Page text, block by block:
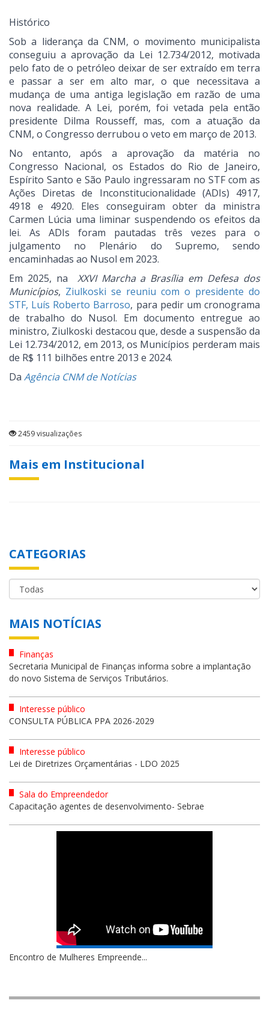
Histórico
Sob a liderança da CNM, o movimento municipalista
conseguiu a aprovação da Lei 12.734/2012, motivada
pelo fato de o petróleo deixar de ser extraído em terra
e passar a ser em alto mar, o que necessitava a
mudança de uma antiga legislação em razão de uma
nova realidade. A Lei, porém, foi vetada pela então
presidente Dilma Rousseff, mas, com a atuação da
CNM, o Congresso derrubou o veto em março de 2013.
No entanto, após a aprovação da matéria no
Congresso Nacional, os Estados do Rio de Janeiro,
Espírito Santo e São Paulo ingressaram no STF com as
Ações Diretas de Inconstitucionalidade (ADIs) 4917,
4918 e 4920. Eles conseguiram obter da ministra
Carmen Lúcia uma liminar suspendendo os efeitos da
lei. As ADIs foram pautadas três vezes para o
julgamento no Plenário do Supremo, sendo
encaminhadas ao Nusol em 2023.
Em 2025, na XXVI Marcha a Brasília em Defesa dos
Municípios, Ziulkoski se reuniu com o presidente do
STF, Luís Roberto Barroso, para pedir um cronograma
de trabalho do Nusol. Em documento entregue ao
ministro, Ziulkoski destacou que, desde a suspensão da
Lei 12.734/2012, em 2013, os Municípios perderam mais
de R$ 111 bilhões entre 2013 e 2024.
Da Agência CNM de Notícias
2459 visualizações
Mais em Institucional
CATEGORIAS
MAIS NOTÍCIAS
Finanças
Secretaria Municipal de Finanças informa sobre a implantação
do novo Sistema de Serviços Tributários.
Interesse público
CONSULTA PÚBLICA PPA 2026-2029
Interesse público
Lei de Diretrizes Orçamentárias - LDO 2025
Sala do Empreendedor
Capacitação agentes de desenvolvimento- Sebrae
Encontro de Mulheres Empreende...